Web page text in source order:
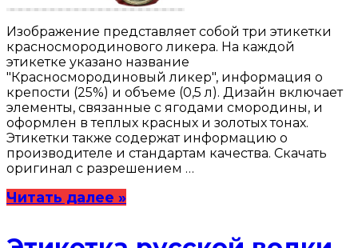
Изображение представляет собой три этикетки
красносмородинового ликера. На каждой
этикетке указано название
"Красносмородиновый ликер", информация о
крепости (25%) и объеме (0,5 л). Дизайн включает
элементы, связанные с ягодами смородины, и
оформлен в теплых красных и золотых тонах.
Этикетки также содержат информацию о
производителе и стандартам качества. Скачать
оригинал с разрешением …
Читать далее »